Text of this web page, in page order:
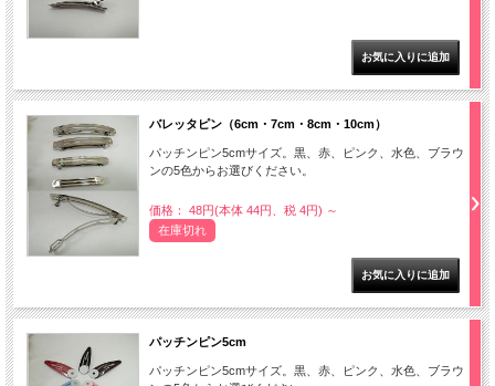
バレッタピン（6cm・7cm・8cm・10cm）
パッチンピン5cmサイズ。黒、赤、ピンク、水色、ブラウ
ンの5色からお選びください。
価格： 48円(本体 44円、税 4円) ～
在庫切れ
パッチンピン5cm
パッチンピン5cmサイズ。黒、赤、ピンク、水色、ブラウ